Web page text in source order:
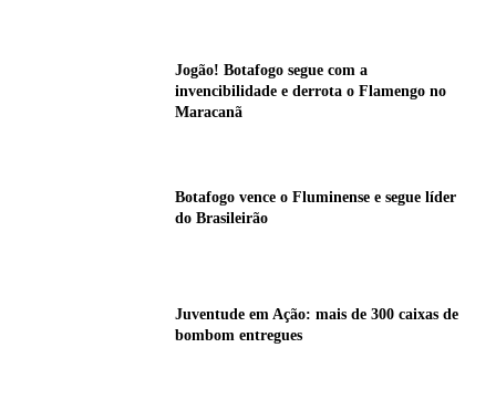
Jogão! Botafogo segue com a
invencibilidade e derrota o Flamengo no
Maracanã
Botafogo vence o Fluminense e segue líder
do Brasileirão
Juventude em Ação: mais de 300 caixas de
bombom entregues